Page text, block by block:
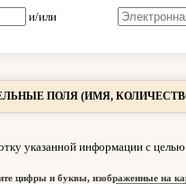
и/или
ПОЛЯ (ИМЯ,
указанной информации с
цифры и буквы, изображенные на